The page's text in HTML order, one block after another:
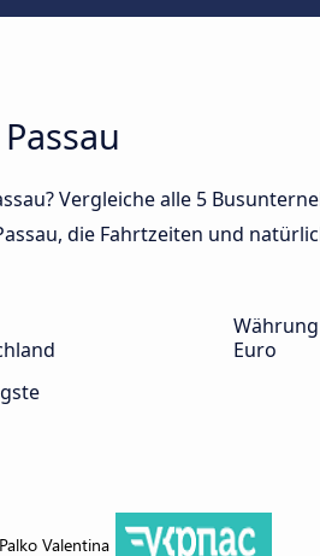
Vergleiche alle 5
die Fahrtzeiten und
Währung
Euro